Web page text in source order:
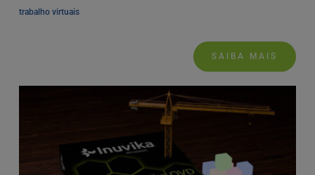
trabalho virtuais
SAIBA MAIS